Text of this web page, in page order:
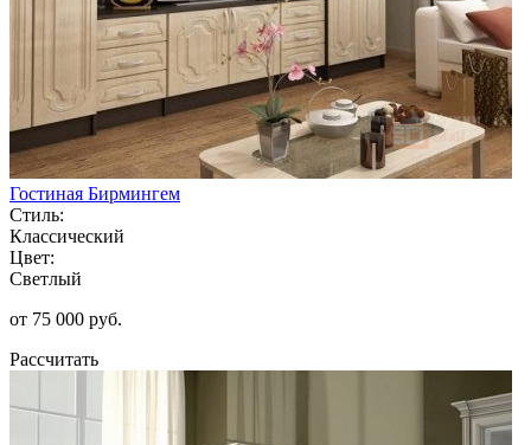
Гостиная Бирмингем
Стиль:
Классический
Цвет:
Светлый
от 75 000 руб.
Рассчитать